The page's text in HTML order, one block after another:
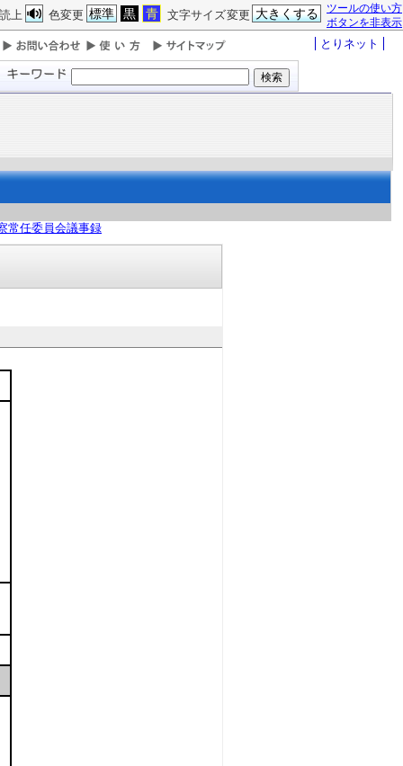
ツールの使い方
ボタンを非表示
文字サイズ変更 大きくする
色変更 標準 黒 青
上
とりネット
常任委員会議事録